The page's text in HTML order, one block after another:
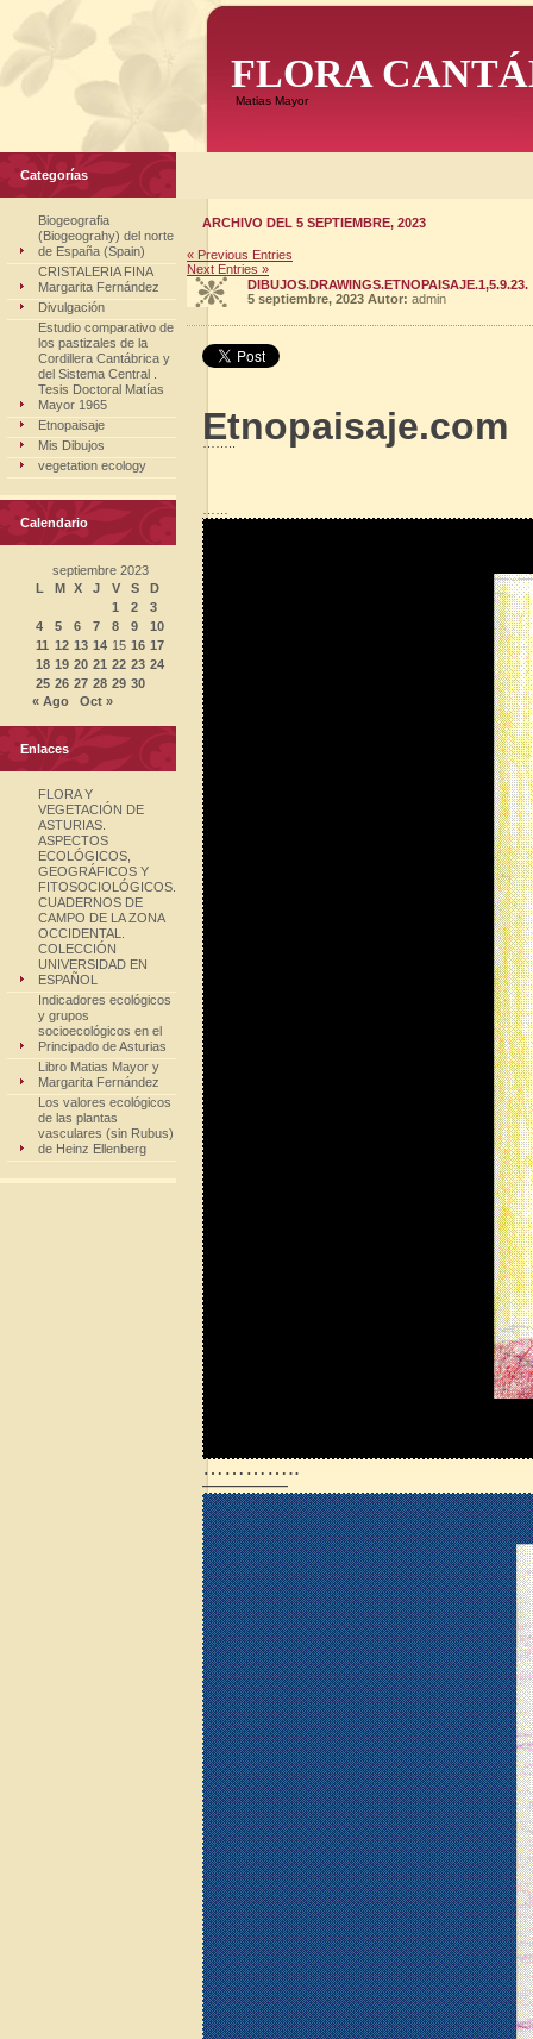
FLORA
Matias Mayor
Categorías
Biogeografia
(Biogeograhy) del norte
de España (Spain)
CRISTALERIA FINA
Margarita Fernández
Divulgación
Estudio comparativo de
los pastizales de la
Cordillera Cantábrica y
del Sistema Central .
Tesis Doctoral Matías
Mayor 1965
Etnopaisaje
Mis Dibujos
vegetation ecology
Calendario
septiembre 2023
L
M X J V S
D
1
2
3
4
5 6 7 8 9
10
11 12 13 14 15 16 17
18 19 20 21 22 23 24
25 26 27 28 29 30
« Ago
Oct »
Enlaces
FLORA Y
VEGETACIÓN DE
ASTURIAS.
ASPECTOS
ECOLÓGICOS,
GEOGRÁFICOS Y
FITOSOCIOLÓGICOS.
CUADERNOS DE
CAMPO DE LA ZONA
OCCIDENTAL.
COLECCIÓN
UNIVERSIDAD EN
ESPAÑOL
Indicadores ecológicos
y grupos
socioecológicos en el
Principado de Asturias
Libro Matias Mayor y
Margarita Fernández
Los valores ecológicos
de las plantas
vasculares (sin Rubus)
de Heinz Ellenberg
ARCHIVO DEL 5 SEPTIEMBRE, 2023
« Previous Entries
Next Entries »
DIBUJOS.DRAWINGS.ETNOPAISAJE.1,5.9.23.
5 septiembre, 2023 Autor: admin
Etnopaisaje.com
……..
…………..
————